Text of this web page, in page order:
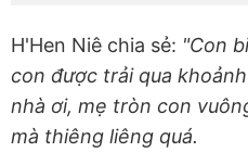
H'Hen Niê chia sẻ: "Con
con được trải qua
nhà ơi, mẹ tròn con
mà thiêng liêng quá.